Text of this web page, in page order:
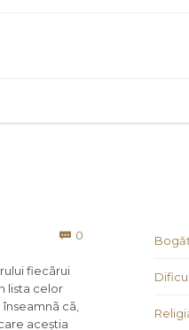
 0
fiecãrui
lista celor
cã,
aceștia